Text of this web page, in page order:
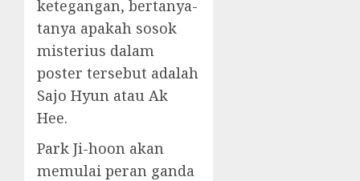
ketegangan, bertanya-
tanya apakah sosok
misterius dalam
poster tersebut adalah
Sajo Hyun atau Ak
Hee.
Park Ji-hoon akan
memulai peran ganda